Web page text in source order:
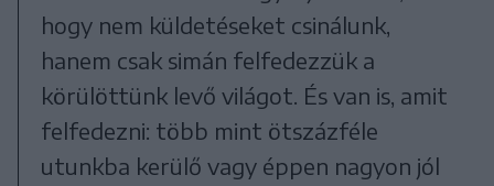
hogy nem küldetéseket csinálunk,
hanem csak simán felfedezzük a
körülöttünk levő világot. És van is, amit
felfedezni: több mint ötszázféle
utunkba kerülő vagy éppen nagyon jól